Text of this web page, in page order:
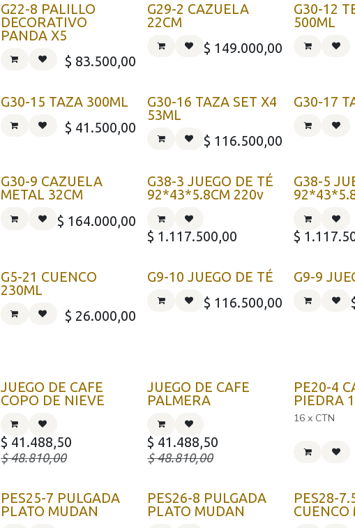
G22-8 PALILLO
DECORATIVO
PANDA X5
$ 83.500,00
G29-2 CAZUELA
22CM
$ 149.000,00
G30-12
500ML
G30-15 TAZA 300ML
$ 41.500,00
G30-16 TAZA SET X4
53ML
$ 116.500,00
G30-17
G30-9 CAZUELA
METAL 32CM
$ 164.000,00
G38-3 JUEGO DE TÉ
92*43*5.8CM 220v
$ 1.117.500,00
G38-5
$
G5-21 CUENCO
230ML
$ 26.000,00
G9-10 JUEGO DE TÉ
$ 116.500,00
G9-9
JUEGO DE CAFE
COPO DE NIEVE
$ 41.488,50
$48.810,00
JUEGO DE CAFE
PALMERA
$ 41.488,50
$48.810,00
PE20-4
PIEDRA
16 x CTN
PES25-7 PULGADA
PLATO MUDAN
PES26-8 PULGADA
PLATO MUDAN
PES28-
CUENCO